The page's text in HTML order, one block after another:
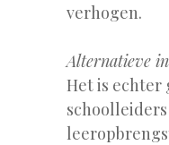
verhogen.
Alternatieve
Het is echter